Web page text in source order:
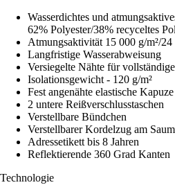
Wasserdichtes und
62% Polyester/38% recyceltes
Atmungsaktivität 15 000 g/m²/24
Langfristige Wasserabweisung
Versiegelte Nähte für
Isolationsgewicht - 120 g/m²
Fest angenähte elastische Kapuze
2 untere Reißverschlusstaschen
Verstellbare Bündchen
Verstellbarer Kordelzug am
Adressetikett bis 8 Jahren
Reflektierende 360 Grad Kanten
Technologie